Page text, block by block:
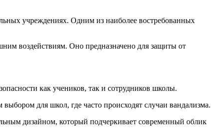
учреждениях. Одним из наиболее востребованных
воздействиям. Оно предназначено для защиты от
как учеников, так и сотрудников школы.
для школ, где часто происходят случаи вандализма.
дизайном, который подчеркивает современный облик